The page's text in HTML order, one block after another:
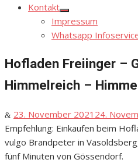
Kontakt
Show
sub
menu
Impressum
Whatsapp
Hofladen Freiinger –
Himmelreich –
Posted
on
23. November 2021 24.
Empfehlung: Einkaufen beim
vulgo Brandpeter in
fünf Minuten von Gössendorf.